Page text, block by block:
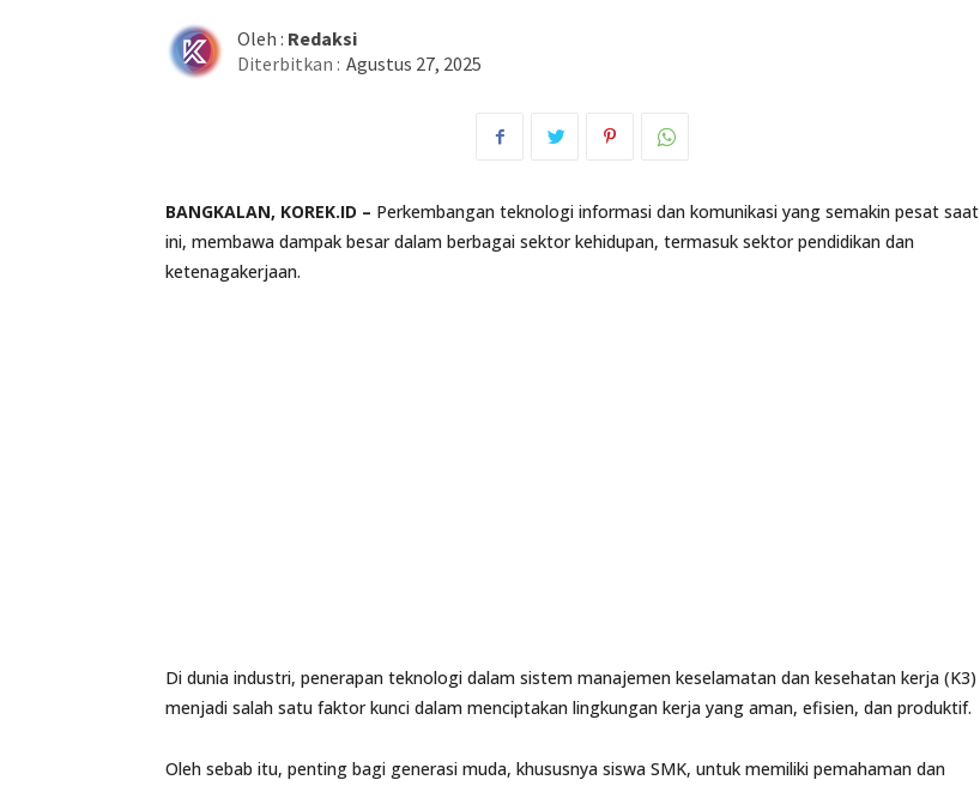
Oleh : Redaksi
Diterbitkan : Agustus 27, 2025
BANGKALAN, KOREK.ID – Perkembangan teknologi informasi dan komunikasi yang semakin pesat saat
ini, membawa dampak besar dalam berbagai sektor kehidupan, termasuk sektor pendidikan dan
ketenagakerjaan.
Di dunia industri, penerapan teknologi dalam sistem manajemen keselamatan dan kesehatan kerja (K3)
menjadi salah satu faktor kunci dalam menciptakan lingkungan kerja yang aman, efisien, dan produktif.
Oleh sebab itu, penting bagi generasi muda, khususnya siswa SMK, untuk memiliki pemahaman dan